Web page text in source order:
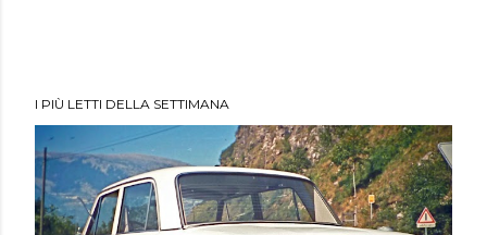
I PIÙ LETTI DELLA SETTIMANA